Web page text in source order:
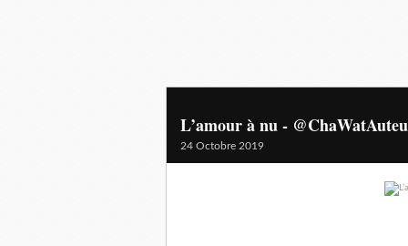
L’amour à nu -
24 Octobre 2019